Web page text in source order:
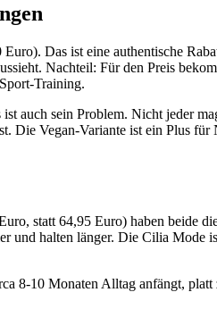
Das ist eine authentische
Nachteil: Für den Preis
Training.
auch sein Problem. Nicht jeder
Die Vegan-Variante ist ein Plus
statt 64,95 Euro) haben beide
halten länger. Die Cilia Mode
8-10 Monaten Alltag anfängt,